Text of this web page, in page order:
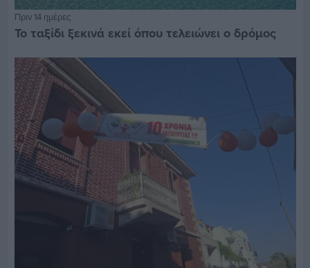
Πριν 14 ημέρες
Το ταξίδι ξεκινά εκεί όπου τελειώνει ο δρόμος